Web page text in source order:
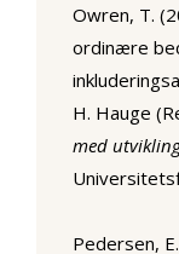
Owren, T.
ordinære
H. Hauge
med
Pedersen,